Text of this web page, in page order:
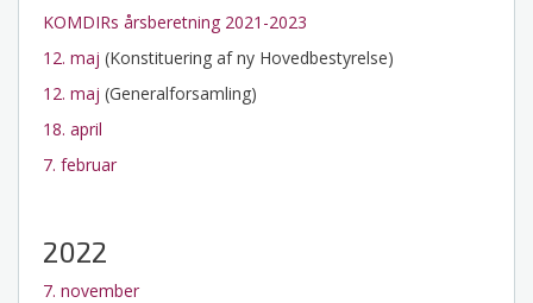
KOMDIRs årsberetning 2021-2023
12. maj (Konstituering af ny Hovedbestyrelse)
12. maj (Generalforsamling)
18. april
7. februar
2022
7. november